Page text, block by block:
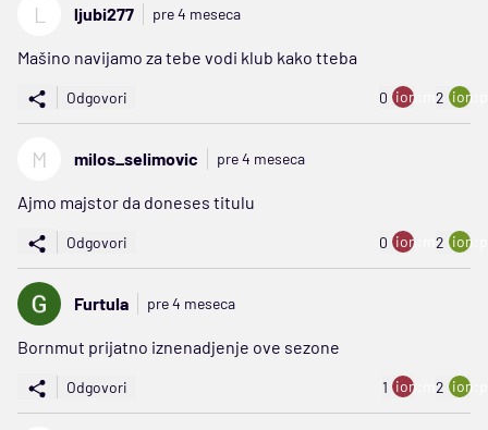
L ljubi277 pre 4 meseca
Mašino navijamo za tebe vodi klub kako tteba
Odgovori 0 ion:minus
2
M milos_selimovic pre 4 meseca
Ajmo majstor da doneses titulu
Odgovori 0 ion:minus
2
Furtula pre 4 meseca
Bornmut prijatno iznenadjenje ove sezone
Odgovori 1 ion:minus
2